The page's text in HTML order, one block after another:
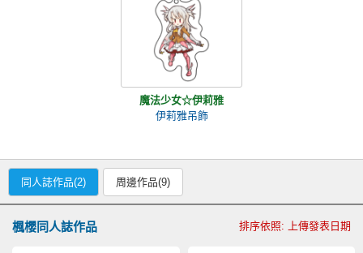
魔法少女☆伊莉雅
伊莉雅吊飾
同人誌作品(2) 周邊作品(9)
楓櫻同人誌作品 排序依照: 上傳發表日期